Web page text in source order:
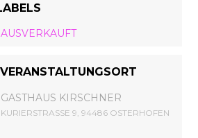
AUSVERKAUFT
VERANSTALTUNGSORT
GASTHAUS KIRSCHNER
KURIERSTRASSE 9, 94486 OSTERHOFEN